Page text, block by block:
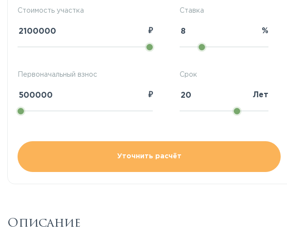
Стоимость участка
₽
Ставка
%
Первоначальный взнос
₽
Срок
Лет
Уточнить расчёт
Описание